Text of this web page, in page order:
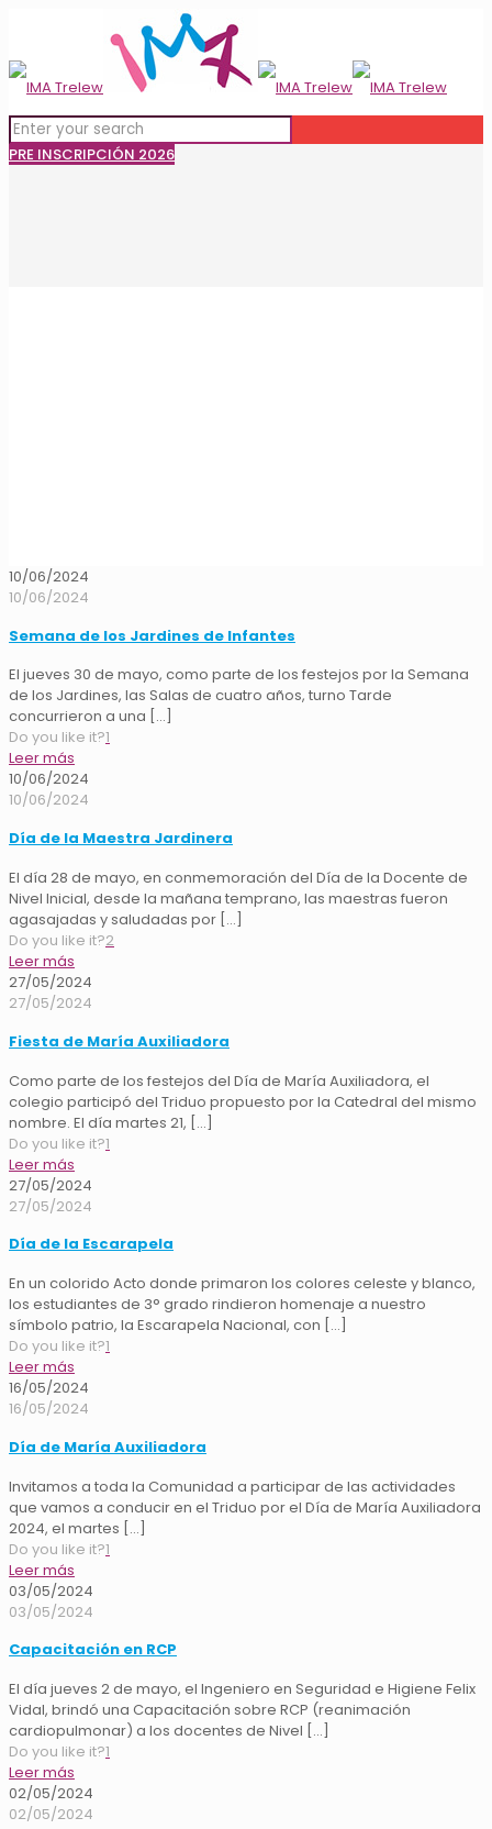
PRE INSCRIPCIÓN 2026
10/06/2024
10/06/2024
Semana de los Jardines de Infantes
El jueves 30 de mayo, como parte de los festejos por la Semana
de los Jardines, las Salas de cuatro años, turno Tarde
concurrieron a una […]
Do you like it?1
Leer más
10/06/2024
10/06/2024
Día de la Maestra Jardinera
El día 28 de mayo, en conmemoración del Día de la Docente de
Nivel Inicial, desde la mañana temprano, las maestras fueron
agasajadas y saludadas por […]
Do you like it?2
Leer más
27/05/2024
27/05/2024
Fiesta de María Auxiliadora
Como parte de los festejos del Día de María Auxiliadora, el
colegio participó del Triduo propuesto por la Catedral del mismo
nombre. El día martes 21, […]
Do you like it?1
Leer más
27/05/2024
27/05/2024
Día de la Escarapela
En un colorido Acto donde primaron los colores celeste y blanco,
los estudiantes de 3° grado rindieron homenaje a nuestro
símbolo patrio, la Escarapela Nacional, con […]
Do you like it?1
Leer más
16/05/2024
16/05/2024
Día de María Auxiliadora
Invitamos a toda la Comunidad a participar de las actividades
que vamos a conducir en el Triduo por el Día de María Auxiliadora
2024, el martes […]
Do you like it?1
Leer más
03/05/2024
03/05/2024
Capacitación en RCP
El día jueves 2 de mayo, el Ingeniero en Seguridad e Higiene Felix
Vidal, brindó una Capacitación sobre RCP (reanimación
cardiopulmonar) a los docentes de Nivel […]
Do you like it?1
Leer más
02/05/2024
02/05/2024